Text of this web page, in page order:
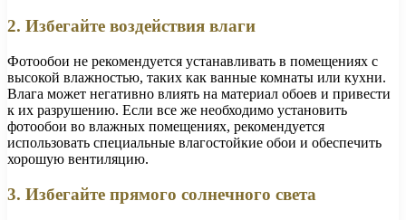
2. Избегайте воздействия влаги
Фотообои не рекомендуется устанавливать в помещениях с
высокой влажностью, таких как ванные комнаты или кухни.
Влага может негативно влиять на материал обоев и привести
к их разрушению. Если все же необходимо установить
фотообои во влажных помещениях, рекомендуется
использовать специальные влагостойкие обои и обеспечить
хорошую вентиляцию.
3. Избегайте прямого солнечного света